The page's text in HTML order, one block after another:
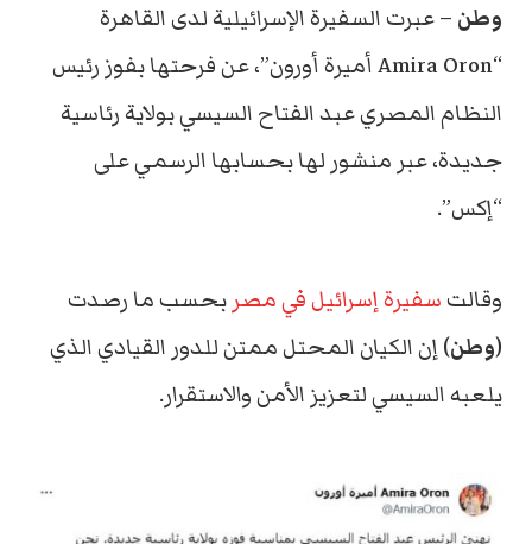
وطن – عبرت السفيرة الإسرائيلية لدى القاهرة
“Amira Oron أميرة أورون”، عن فرحتها بفوز رئيس
النظام المصري عبد الفتاح السيسي بولاية رئاسية
جديدة، عبر منشور لها بحسابها الرسمي على
“إكس”.
وقالتسفيرة إسرائيل في مصر بحسب ما رصدت
(وطن) إن الكيان المحتل ممتن للدور القيادي الذي
يلعبه السيسي لتعزيز الأمن والاستقرار.